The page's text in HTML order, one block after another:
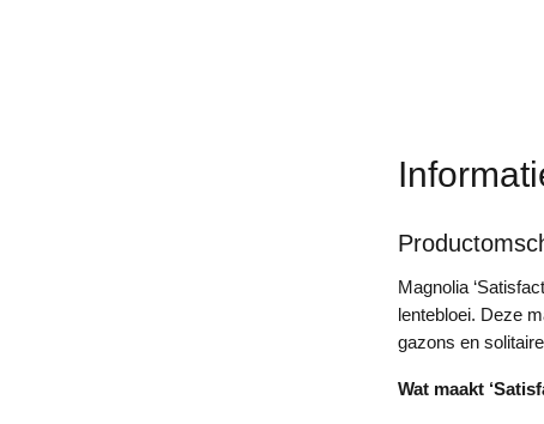
Magnolia
lentebloei. Deze
gazons en
Wat maakt